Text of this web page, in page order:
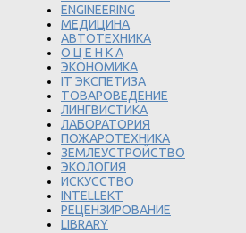
ENGINEERING
МЕДИЦИНА
АВТОТЕХНИКА
О Ц Е Н К А
ЭКОНОМИКА
IT ЭКСПЕТИЗА
ТОВАРОВЕДЕНИЕ
ЛИНГВИСТИКА
ЛАБОРАТОРИЯ
ПОЖАРОТЕХНИКА
ЗЕМЛЕУСТРОЙСТВО
ЭКОЛОГИЯ
ИСКУССТВО
INTELLEKT
РЕЦЕНЗИРОВАНИЕ
LIBRARY